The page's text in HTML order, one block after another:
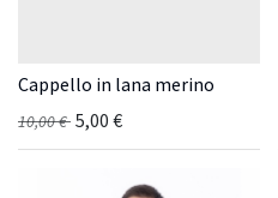
Cappello in lana merino
10,00€ 5,00 €